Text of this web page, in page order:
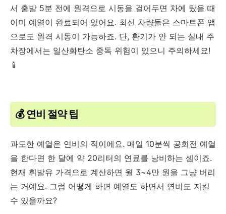
서 출발 5분 전에 원격으로 시동을 걸어두면 차에 탔을 때
이미 예열이 완료되어 있어요. 최신 차량들은 스마트폰 앱
으로도 원격 시동이 가능하죠. 단, 환기가 안 되는 실내 주
차장에서는 일산화탄소 중독 위험이 있으니 주의하세요!
📱
💰 연비 절약 팁
과도한 예열은 연비의 적이에요. 매일 10분씩 공회전 예열
을 한다면 한 달에 약 20리터의 연료를 낭비하는 셈이죠.
현재 휘발유 가격으로 계산하면 월 3~4만 원을 그냥 버리
는 거예요. 그럼 어떻게 하면 예열도 하면서 연비도 지킬
수 있을까요?